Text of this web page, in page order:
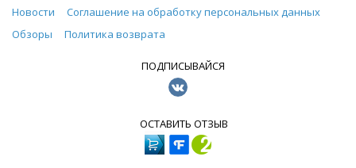
Новости
Соглашение на обработку персональных данных
Обзоры
Политика возврата
ПОДПИСЫВАЙСЯ
ОСТАВИТЬ ОТЗЫВ